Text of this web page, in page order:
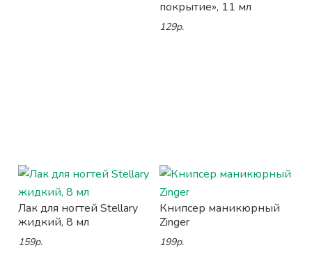
покрытие», 11 мл
129р.
Лак для ногтей Stellary
жидкий, 8 мл
159р.
Книпсер маникюрный
Zinger
199р.